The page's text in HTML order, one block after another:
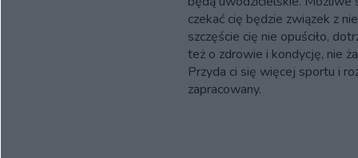
czekać cię będzie związek z
szczęście cię nie opuściło,
też o zdrowie i kondycję, nie
Przyda ci się więcej sportu i
zapracowany.